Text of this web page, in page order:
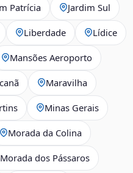
Patrícia Jardim Sul
Liberdade Lídice
Mansões Aeroporto
Maravilha
Minas Gerais
Morada da Colina
Morada dos Pássaros